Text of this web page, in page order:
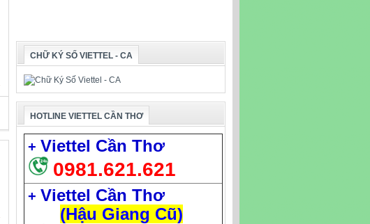
CHỮ KÝ SỐ VIETTEL - CA
HOTLINE VIETTEL CẦN THƠ
+ Viettel Cần Thơ
0981.621.621
+ Viettel Cần Thơ
(Hậu Giang Cũ)